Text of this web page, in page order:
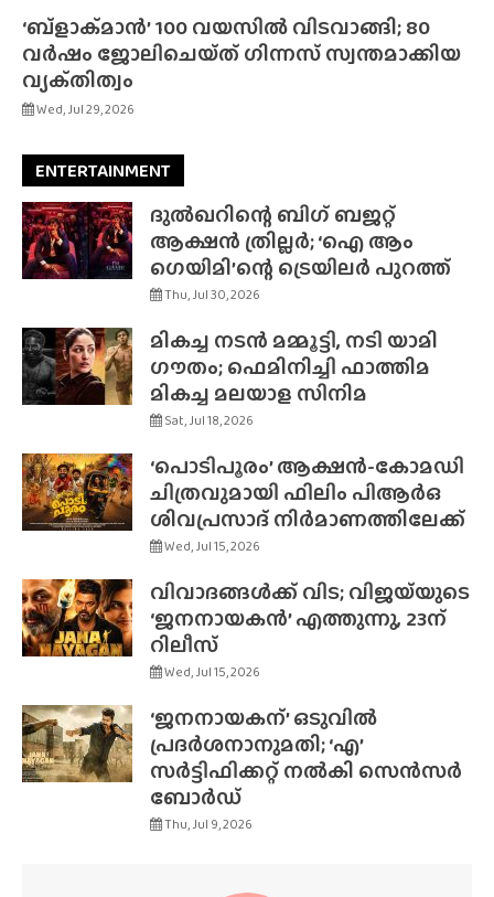
‘ബ്‌ളാക്‌മാൻ’ 100 വയസിൽ വിടവാങ്ങി; 80
വർഷം ജോലിചെയ്‌ത്‌ ഗിന്നസ് സ്വന്തമാക്കിയ
വ്യക്‌തിത്വം
Wed, Jul 29, 2026
ENTERTAINMENT
ദുൽഖറിന്റെ ബിഗ് ബജറ്റ്
ആക്ഷൻ ത്രില്ലർ; ‘ഐ ആം
ഗെയിമി’ന്റെ ട്രെയിലർ പുറത്ത്
Thu, Jul 30, 2026
മികച്ച നടൻ മമ്മൂട്ടി, നടി യാമി
ഗൗതം; ഫെമിനിച്ചി ഫാത്തിമ
മികച്ച മലയാള സിനിമ
Sat, Jul 18, 2026
‘പൊടിപൂരം’ ആക്ഷൻ-കോമഡി
ചിത്രവുമായി ഫിലിം പിആർഒ
ശിവപ്രസാദ് നിർമാണത്തിലേക്ക്
Wed, Jul 15, 2026
വിവാദങ്ങൾക്ക് വിട; വിജയ്‌യുടെ
‘ജനനായകൻ’ എത്തുന്നു, 23ന്
റിലീസ്
Wed, Jul 15, 2026
‘ജനനായകന്’ ഒടുവിൽ
പ്രദർശനാനുമതി; ‘എ’
സർട്ടിഫിക്കറ്റ് നൽകി സെൻസർ
ബോർഡ്
Thu, Jul 9, 2026